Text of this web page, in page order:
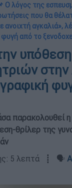
Ο λόγος της
που θα
ανοιχτή αγκαλιά»,
από το
στην
παρακολουθεί
θρίλερ της
5 λεπτά ┋ 🗣️